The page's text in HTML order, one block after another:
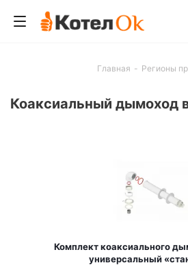
Главная - Регионы
Коаксиальный дымоход
Комплект коаксиального дымохода KRATS
универсальный